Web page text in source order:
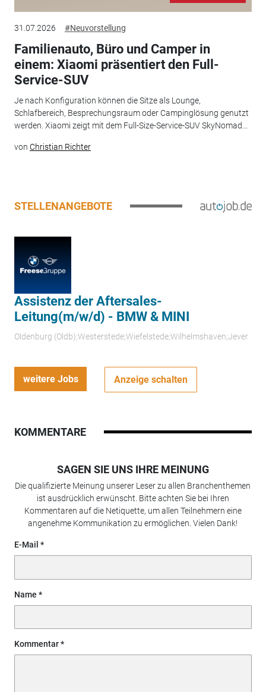
31.07.2026 #Neuvorstellung
Familienauto, Büro und Camper in
einem: Xiaomi präsentiert den Full-
Service-SUV
Je nach Konfiguration können die Sitze als Lounge,
Schlafbereich, Besprechungsraum oder Campinglösung genutzt
werden. Xiaomi zeigt mit dem Full-Size-Service-SUV SkyNomad...
von Christian Richter
STELLENANGEBOTE
Assistenz der Aftersales-
Leitung(m/w/d) - BMW & MINI
Oldenburg (Oldb);Westerstede;Wiefelstede;Wilhelmshaven;Jever
weitere Jobs Anzeige schalten
KOMMENTARE
SAGEN SIE UNS IHRE MEINUNG
Die qualifizierte Meinung unserer Leser zu allen Branchenthemen
ist ausdrücklich erwünscht. Bitte achten Sie bei Ihren
Kommentaren auf die Netiquette, um allen Teilnehmern eine
angenehme Kommunikation zu ermöglichen. Vielen Dank!
E-Mail
Name
Kommentar